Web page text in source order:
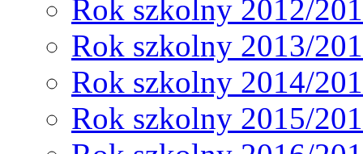
Rok szkolny 2012/
Rok szkolny 2013/
Rok szkolny 2014/
Rok szkolny 2015/